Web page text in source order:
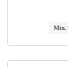
Min.